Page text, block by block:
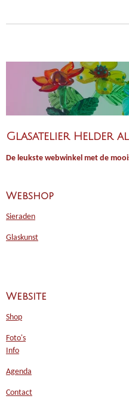
Glasatelier Helder
De leukste webwinkel met de
Webshop
Sieraden
Glaskunst
Website
Shop
Foto's
Info
Agenda
Contact